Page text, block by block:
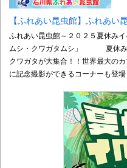
【ふれあい昆虫館】ふれあい
ふれあい昆虫館～２０２５夏休み
ムシ・クワガタムシ」 夏休みの
クワガタが大集合！！世界最大の
に記念撮影ができるコーナーも